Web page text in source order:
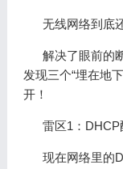
无线网络到底
解决了眼前的
发现三个“埋在地
开！
雷区1：DHCP
现在网络里的